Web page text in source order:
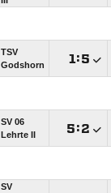
TSV
Godshorn
:
SV 06
Lehrte II
:
SV